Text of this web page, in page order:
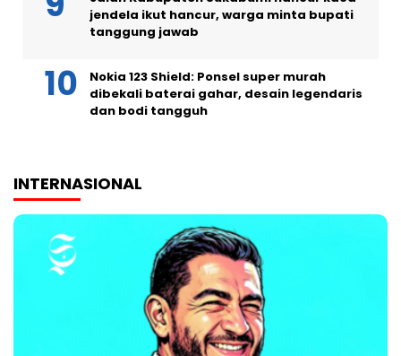
jendela ikut hancur, warga minta bupati
tanggung jawab
Nokia 123 Shield: Ponsel super murah
dibekali baterai gahar, desain legendaris
dan bodi tangguh
INTERNASIONAL